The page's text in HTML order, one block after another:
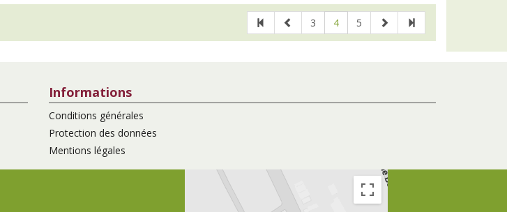
3 4 5
Informations
Conditions générales
Protection des données
Mentions légales